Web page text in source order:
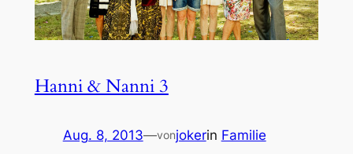
Hanni & Nanni 3
Aug. 8, 2013—vonjokerin Familie